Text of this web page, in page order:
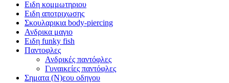
Ειδη κομμωτηριου
Ειδη αποτριχωσης
Σκουλαρικια body-piercing
Ανδρικα μαγιο
Ειδη funky fish
Παντοφλες
Ανδρικές παντόφλες
Γυναικείες παντόφλες
Σηματα (Ν)εου οδηγου